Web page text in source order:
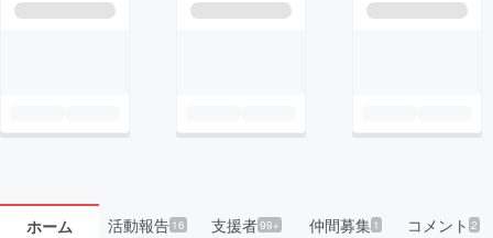
ホーム 活動報告16 支援者99+ 仲間募集 1 コメント2